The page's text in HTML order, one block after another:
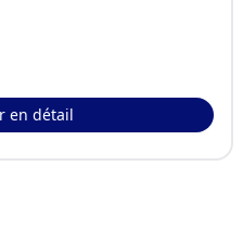
en détail